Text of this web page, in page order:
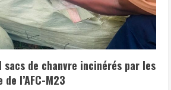
sacs de chanvre incinérés par les
l’AFC-M23